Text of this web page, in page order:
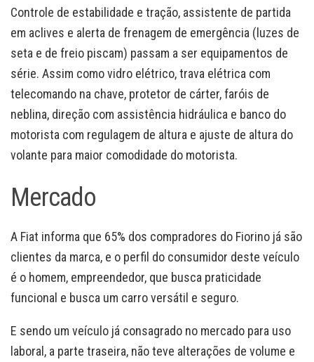
Controle de estabilidade e tração, assistente de partida
em aclives e alerta de frenagem de emergência (luzes de
seta e de freio piscam) passam a ser equipamentos de
série. Assim como vidro elétrico, trava elétrica com
telecomando na chave, protetor de cárter, faróis de
neblina, direção com assistência hidráulica e banco do
motorista com regulagem de altura e ajuste de altura do
volante para maior comodidade do motorista.
Mercado
A Fiat informa que 65% dos compradores do Fiorino já são
clientes da marca, e o perfil do consumidor deste veículo
é o homem, empreendedor, que busca praticidade
funcional e busca um carro versátil e seguro.
E sendo um veículo já consagrado no mercado para uso
laboral, a parte traseira, não teve alterações de volume e